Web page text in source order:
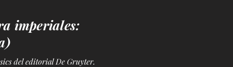
imperiales:
del editorial De Gruyter.